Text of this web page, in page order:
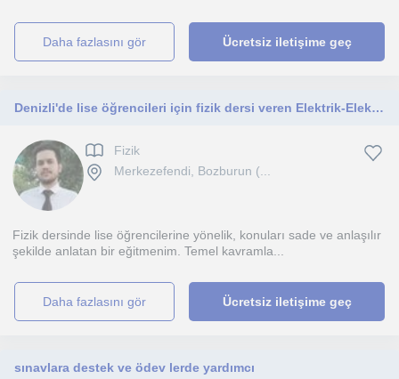
daha fazlasını gör Ücretsiz iletişime geç
Denizli'de lise öğrencileri için fizik dersi veren Elektrik-Elektronik mühendisi aynı zamanda yüksek lisans öğrencisi
Fizik
Merkezefendi, Bozburun (...
Fizik dersinde lise öğrencilerine yönelik, konuları sade ve anlaşılır
şekilde anlatan bir eğitmenim. Temel kavramla...
daha fazlasını gör Ücretsiz iletişime geç
sınavlara destek ve ödev lerde yardımcı